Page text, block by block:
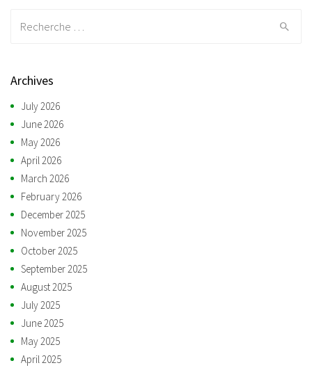
Archives
July 2026
June 2026
May 2026
April 2026
March 2026
February 2026
December 2025
November 2025
October 2025
September 2025
August 2025
July 2025
June 2025
May 2025
April 2025